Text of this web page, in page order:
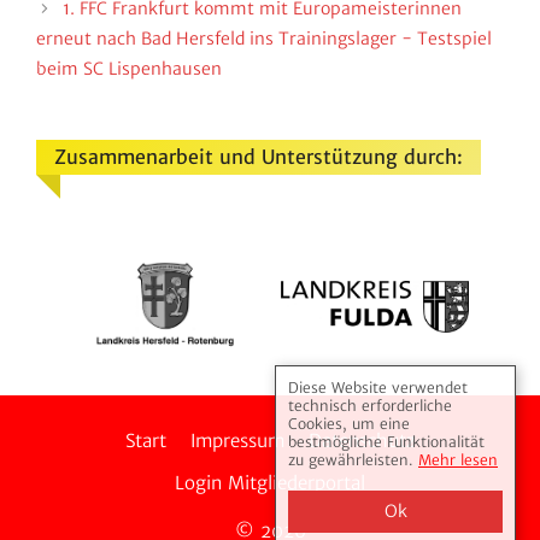
1. FFC Frank­furt kommt mit Euro­pa­meis­te­rinnen
erneut nach Bad Hers­feld ins Trai­nings­lager - Test­spiel
beim SC Lispenhausen
Zusammenarbeit und Unterstützung durch:
Start Impressum
Daten­schutz
Login Mitglie­der­portal
© 2026
Diese Website verwendet
technisch erforderliche
Cookies, um eine
bestmögliche Funktionalität
zu gewährleisten. Mehr lesen
Ok